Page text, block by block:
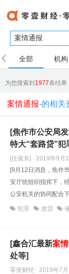
全部 机构
为您搜索到1977条结果
案情通报-的相关
[焦作市公安局
特大“套路贷”犯
[任俊东] · 2019年9月
[9月12日消息，焦作
安厅统组织指挥下，
公安机关的协同配合
犯罪 放贷
[鑫合汇最新案情
处等]
零壹财经 · 2019年7